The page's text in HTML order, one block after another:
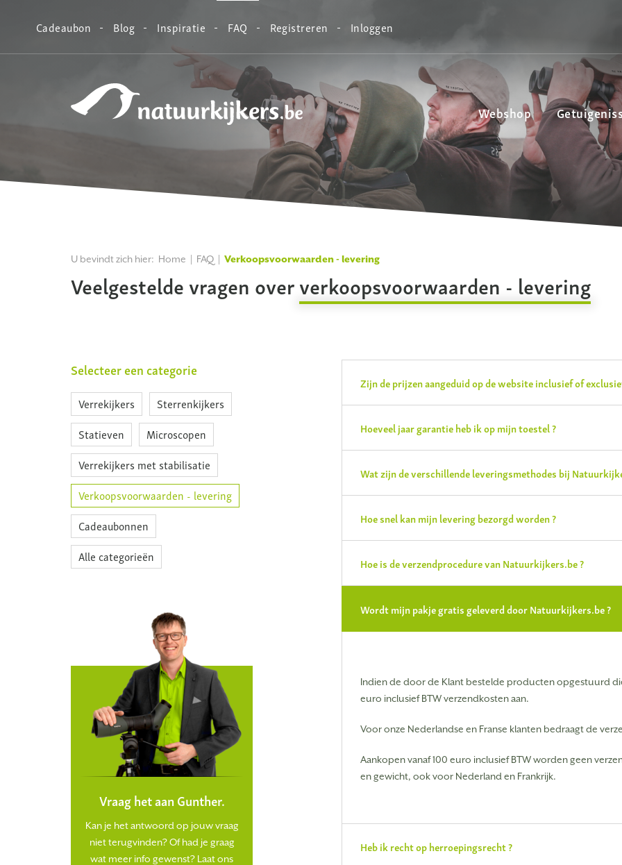
Cadeaubon Blog Inspiratie FAQ Registreren Inloggen
Webshop
U bevindt zich hier: Home FAQ Verkoopsvoorwaarden - levering
Veelgestelde vragen oververkoopsvoorwaarden - levering
Zijn de prijzen aangeduid op de website inclusief of
Hoeveel jaar garantie heb ik op mijn toestel ?
Wat zijn de verschillende leveringsmethodes bij
Hoe snel kan mijn levering bezorgd worden ?
Hoe is de verzendprocedure van Natuurkijkers.be ?
Wordt mijn pakje gratis geleverd door Natuurkijkers.be ?
Indien de door de Klant bestelde producten opgestuurd
euro inclusief BTW verzendkosten aan.
Voor onze Nederlandse en Franse klanten bedraagt de
Aankopen vanaf 100 euro inclusief BTW worden geen
en gewicht, ook voor Nederland en Frankrijk.
Heb ik recht op herroepingsrecht ?
Selecteer een categorie
Verrekijkers
Sterrenkijkers
Statieven
Microscopen
Verrekijkers met stabilisatie
Verkoopsvoorwaarden - levering
Cadeaubonnen
Alle categorieën
Vraag het aan Gunther.
Kan je het antwoord op jouw vraag
niet terugvinden? Of had je graag
wat meer info gewenst? Laat ons